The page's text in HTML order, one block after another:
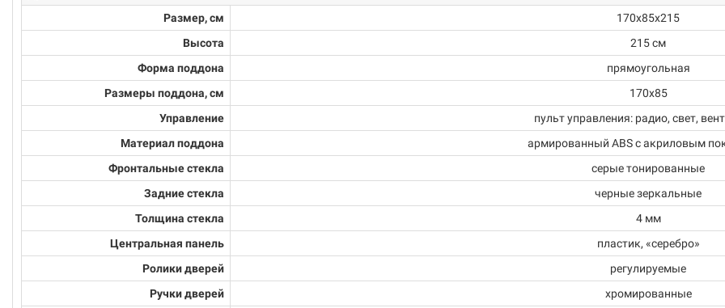
Размер, см
170х85х215
Высота
215 см
Форма поддона
прямоугольная
Размеры поддона, см
170x85
Управление
пульт управления: радио, свет,
Материал поддона
армированный ABS с акриловым
Фронтальные стекла
серые тонированные
Задние стекла
черные зеркальные
Толщина стекла
4 мм
Центральная панель
пластик, «серебро»
Ролики дверей
регулируемые
Ручки дверей
хромированные